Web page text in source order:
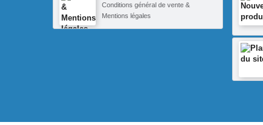
Conditions général de vente &
Mentions légales